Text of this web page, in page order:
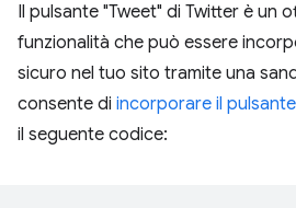
Il pulsante "Tweet" di Twitter è un
funzionalità che può essere
sicuro nel tuo sito tramite una
consente di incorporare il
il seguente codice: